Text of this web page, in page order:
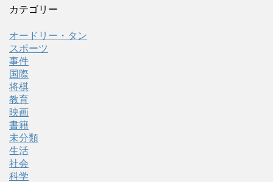
カテゴリー
オードリー・タン
スポーツ
事件
国際
将棋
教育
映画
書籍
未分類
生活
社会
科学